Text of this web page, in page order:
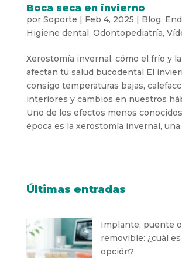
Boca seca en invierno
por Soporte Feb 4, 2025 Blog,
Higiene dental , Odontopediatría,
Xerostomía invernal: cómo el frío y
afectan tu salud bucodental El
consigo temperaturas bajas,
interiores y cambios en nuestros
Uno de los efectos menos
época es la xerostomía invernal,
Últimas entradas
Implante, puente
removible: ¿cuál
opción?